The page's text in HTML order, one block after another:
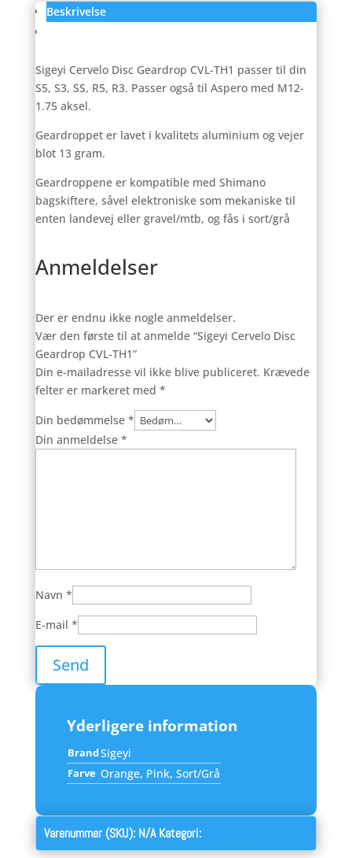
Beskrivelse
Sigeyi Cervelo Disc Geardrop CVL-TH1 passer til din
S5, S3, SS, R5, R3. Passer også til Aspero med M12-
1.75 aksel.
Geardroppet er lavet i kvalitets aluminium og vejer
blot 13 gram.
Geardroppene er kompatible med Shimano
bagskiftere, såvel elektroniske som mekaniske til
enten landevej eller gravel/mtb, og fås i sort/grå
Anmeldelser
Der er endnu ikke nogle anmeldelser.
Vær den første til at anmelde “Sigeyi Cervelo Disc
Geardrop CVL-TH1”
Din e-mailadresse vil ikke blive publiceret. Krævede
felter er markeret med *
Din bedømmelse *
Din anmeldelse *
Navn *
E-mail *
Yderligere information
BrandSigeyi
Farve Orange, Pink, Sort/Grå
Varenummer (SKU): N/A Kategori: